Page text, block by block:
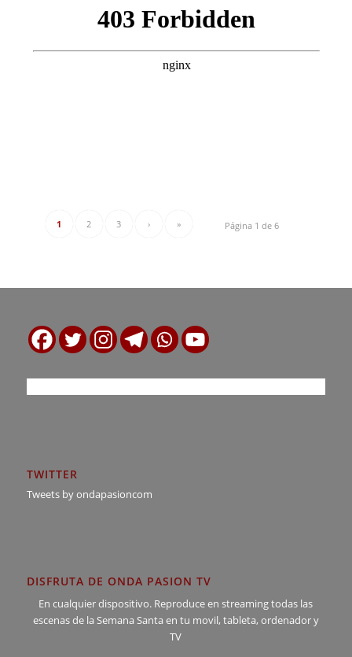
Página 1 de 6
1 2 3 › »
TWITTER
Tweets by ondapasioncom
DISFRUTA DE ONDA PASION TV
En cualquier dispositivo. Reproduce en streaming todas las
escenas de la Semana Santa en tu movil, tableta, ordenador y
TV